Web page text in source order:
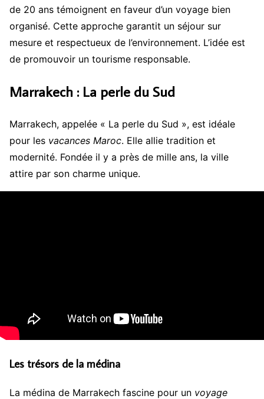
de 20 ans témoignent en faveur d’un voyage bien
organisé. Cette approche garantit un séjour sur
mesure et respectueux de l’environnement. L’idée est
de promouvoir un tourisme responsable.
Marrakech : La perle du Sud
Marrakech, appelée « La perle du Sud », est idéale
pour les vacances Maroc. Elle allie tradition et
modernité. Fondée il y a près de mille ans, la ville
attire par son charme unique.
Les trésors de la médina
La médina de Marrakech fascine pour un voyage